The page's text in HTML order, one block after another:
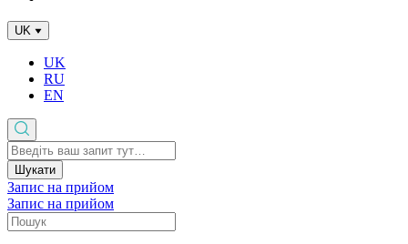
UK
UK
RU
EN
Шукати
Запис на прийом
Запис на прийом